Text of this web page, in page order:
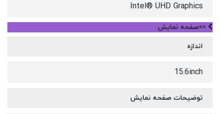
Intel® UHD Graphics
>>صفحه نمایش
اندازه
15.6inch
توضیحات صفحه نمایش